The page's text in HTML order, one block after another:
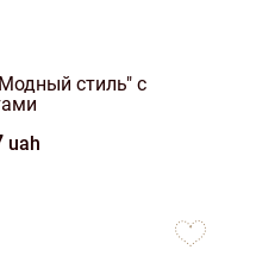
стиль" с
uah
favorites